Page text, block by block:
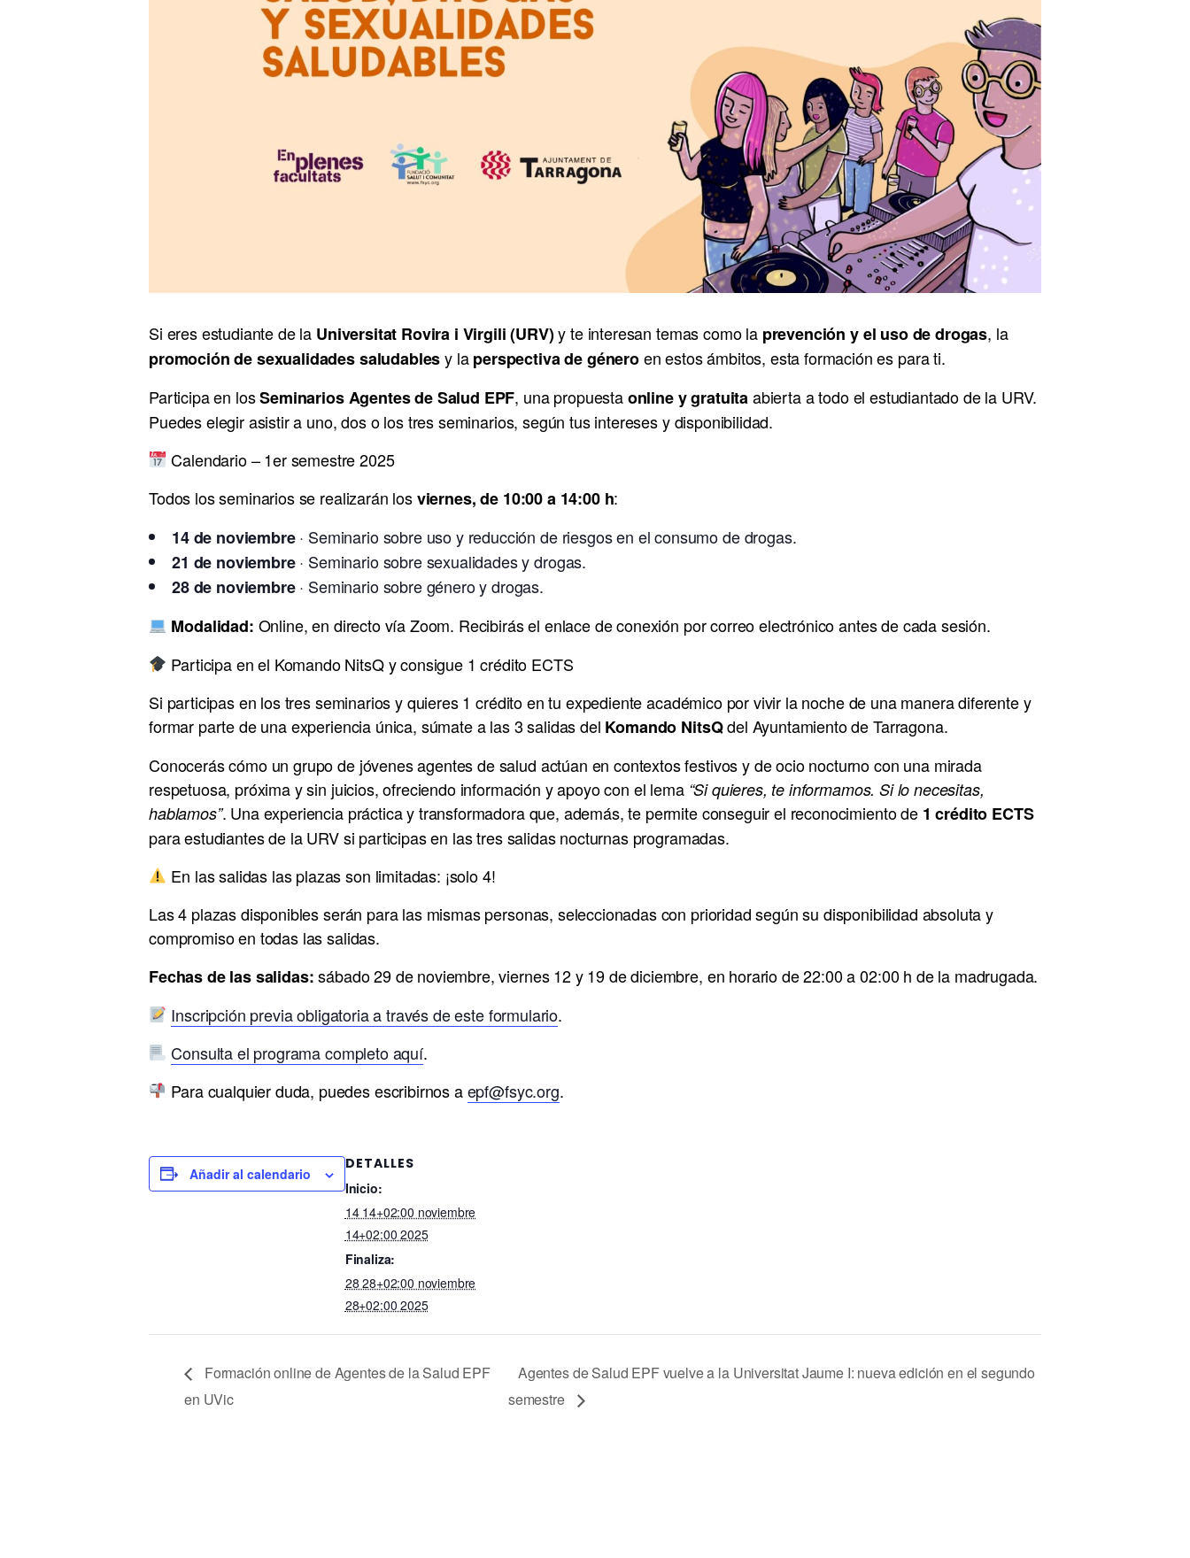
Si eres estudiante de la Universitat Rovira i Virgili (URV)y te interesan temas como la prevención y el uso de drogas, la
promoción de sexualidades saludablesy laperspectiva de géneroen estos ámbitos, esta formación es para ti.
Participa en losSeminarios Agentes de Salud EPF, una propuestaonline y gratuitaabierta a todo el estudiantado de la URV.
Puedes elegir asistir a uno, dos o los tres seminarios, según tus intereses y disponibilidad.
Calendario – 1er semestre 2025
Todos los seminarios se realizarán losviernes, de 10:00 a 14:00 h:
14 de noviembre· Seminario sobre uso y reducción de riesgos en el consumo de drogas.
21 de noviembre· Seminario sobre sexualidades y drogas.
28 de noviembre· Seminario sobre género y drogas.
Modalidad: Online, en directo vía Zoom. Recibirás el enlace de conexión por correo electrónico antes de cada sesión.
Participa en el Komando NitsQ y consigue 1 crédito ECTS
Si participas en los tres seminarios y quieres 1 crédito en tu expediente académico por vivir la noche de una manera diferente y
formar parte de una experiencia única, súmate a las 3 salidas del Komando NitsQdel Ayuntamiento de Tarragona.
Conocerás cómo un grupo de jóvenes agentes de salud actúan en contextos festivos y de ocio nocturno con una mirada
respetuosa, próxima y sin juicios, ofreciendo información y apoyo con el lema “Si quieres, te informamos. Si lo necesitas,
hablamos”. Una experiencia práctica y transformadora que, además, te permite conseguir el reconocimiento de 1 crédito ECTS
para estudiantes de la URV si participas en las tres salidas nocturnas programadas.
En las salidas las plazas son limitadas: ¡solo 4!
Las 4 plazas disponibles serán para las mismas personas, seleccionadas con prioridad según su disponibilidad absoluta y
compromiso en todas las salidas.
Fechas de las salidas:sábado 29 de noviembre, viernes 12 y 19 de diciembre, en horario de 22:00 a 02:00 h de la madrugada.
Inscripción previa obligatoria a través de este formulario.
Consulta el programa completo aquí.
Para cualquier duda, puedes escribirnos aepf@fsyc.org.
Añadir al calendario
DETALLES
Inicio:
14 14+02:00 noviembre
14+02:00 2025
Finaliza:
28 28+02:00 noviembre
28+02:00 2025
Formación online de Agentes de la Salud EPF
en UVic
Agentes de Salud EPF vuelve a la Universitat Jaume I: nueva edición en el segundo
semestre